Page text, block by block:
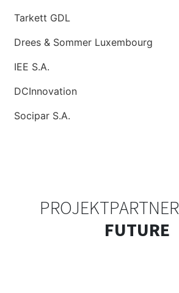
Tarkett GDL
Drees & Sommer Luxembourg
IEE S.A.
DCInnovation
Socipar S.A.
PROJEKTPARTNER
FUTURE